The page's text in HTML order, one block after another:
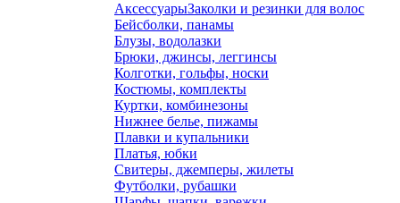
АксессуарыЗаколки и резинки для волос
Бейсболки, панамы
Блузы, водолазки
Брюки, джинсы, леггинсы
Колготки, гольфы, носки
Костюмы, комплекты
Куртки, комбинезоны
Нижнее белье, пижамы
Плавки и купальники
Платья, юбки
Свитеры, джемперы, жилеты
Футболки, рубашки